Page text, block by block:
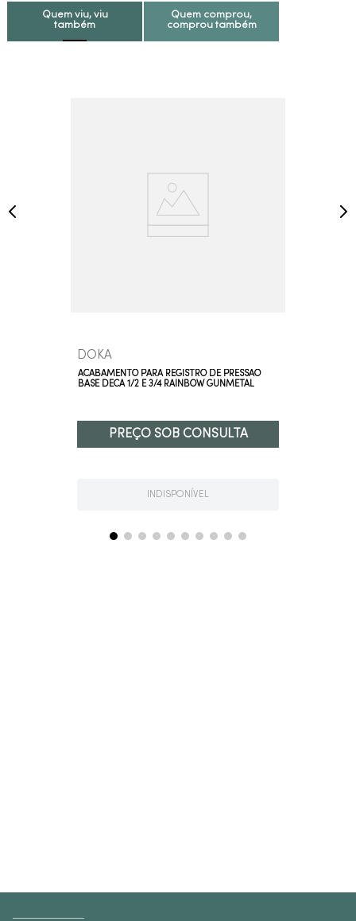
Quem viu, viu
também
Quem comprou,
comprou também
DOKA
ACABAMENTO PARA REGISTRO DE PRESSÃO
BASE DECA 1/2 E 3/4 RAINBOW GUNMETAL
PREÇO SOB CONSULTA
INDISPONÍVEL